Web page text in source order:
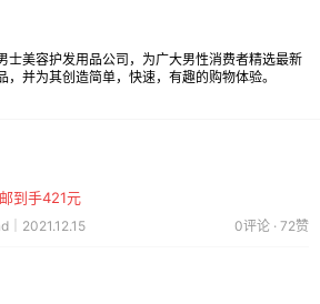
士美容护发用品公司，为广大男性消费者精选最新
并为其创造简单，快速，有趣的购物体验。
到手421元
｜2021.12.15 0评论 · 72赞